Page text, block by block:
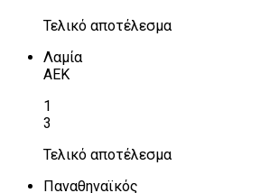
Τελικό αποτέλεσμα
Λαμία
ΑΕΚ
1
3
Τελικό αποτέλεσμα
Παναθηναϊκός